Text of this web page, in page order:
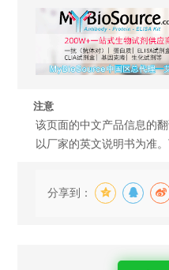
注意
该页面的中文产品信息的
以厂家的英文说明书为准
分享到：